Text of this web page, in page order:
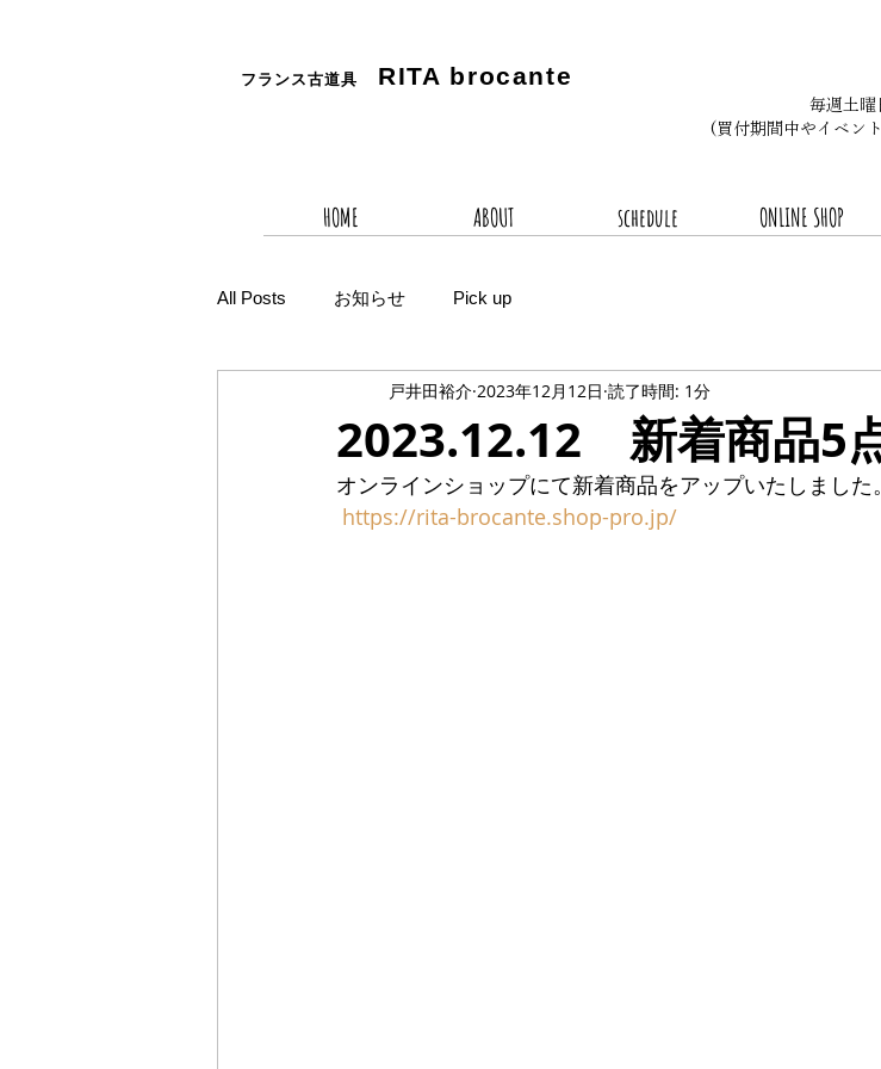
フランス古道具 RITA brocante
毎週土
(買付期間中やイベン
HOME ABOUT schedule ONLINE SHOP
All Posts お知らせ Pick up
2023.12.12 新着商品5
戸井田裕介 2023年12月12日 読了時間: 1分
オンラインショップにて新着商品をアップいたしました。
https://rita-brocante.shop-pro.jp/